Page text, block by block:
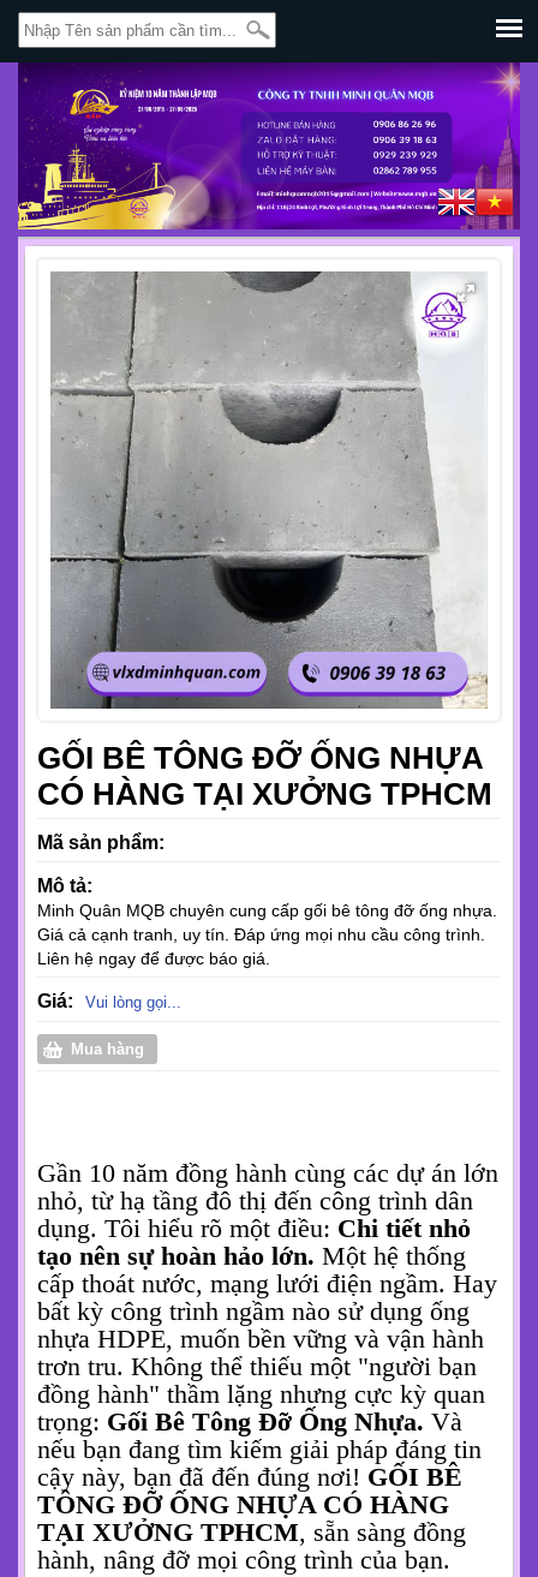
GỐI BÊ TÔNG ĐỠ ỐNG NHỰA
CÓ HÀNG TẠI XƯỞNG TPHCM
Mã sản phẩm:
Mô tả:
Minh Quân MQB chuyên cung cấp gối bê tông đỡ ống nhựa.
Giá cả cạnh tranh, uy tín. Đáp ứng mọi nhu cầu công trình.
Liên hệ ngay để được báo giá.
Giá: Vui lòng gọi...
Mua hàng
Gần 10 năm đồng hành cùng các dự án lớn
nhỏ, từ hạ tầng đô thị đến công trình dân
dụng. Tôi hiểu rõ một điều: Chi tiết nhỏ
tạo nên sự hoàn hảo lớn. Một hệ thống
cấp thoát nước, mạng lưới điện ngầm. Hay
bất kỳ công trình ngầm nào sử dụng ống
nhựa HDPE, muốn bền vững và vận hành
trơn tru. Không thể thiếu một "người bạn
đồng hành" thầm lặng nhưng cực kỳ quan
trọng: Gối Bê Tông Đỡ Ống Nhựa. Và
nếu bạn đang tìm kiếm giải pháp đáng tin
cậy này, bạn đã đến đúng nơi! GỐI BÊ
TÔNG ĐỠ ỐNG NHỰA CÓ HÀNG
TẠI XƯỞNG TPHCM, sẵn sàng đồng
hành, nâng đỡ mọi công trình của bạn.